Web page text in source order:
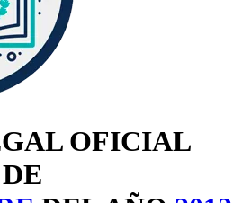
OFICIAL